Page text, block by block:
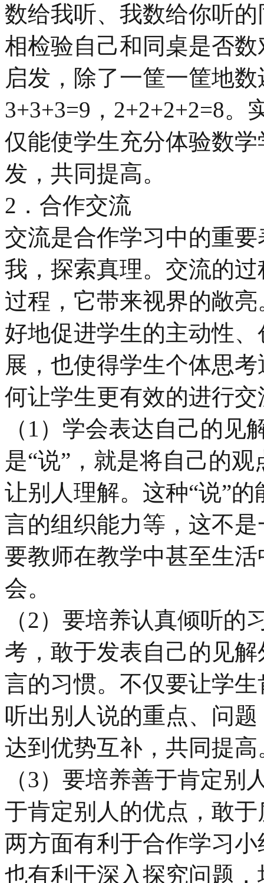
数给我听、我数给你听
相检验自己和同桌是否
启发，除了一筐一筐地
3+3+3=9，2+2+2+2=8
仅能使学生充分体验数
发，共同提高。
2．合作交流
交流是合作学习中的重
我，探索真理。交流的
过程，它带来视界的敞
好地促进学生的主动性
展，也使得学生个体思
何让学生更有效的进行交
（1）学会表达自己的见
是“说”，就是将自己的
让别人理解。这种“说”
言的组织能力等，这不
要教师在教学中甚至生
会。
（2）要培养认真倾听
考，敢于发表自己的见
言的习惯。不仅要让学
听出别人说的重点、问
达到优势互补，共同提高
（3）要培养善于肯定
于肯定别人的优点，敢
两方面有利于合作学习
也有利于深入探究问题